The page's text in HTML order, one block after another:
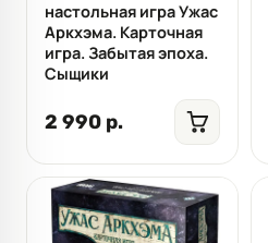
настольная игра Ужас
Аркхэма. Карточная
игра. Забытая эпоха.
Сыщики
2 990 р.